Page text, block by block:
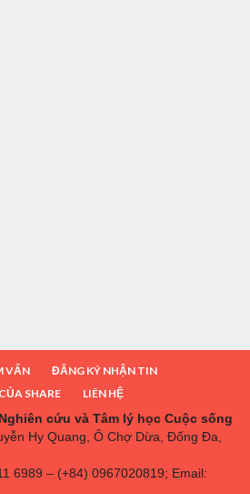
VẤN
ĐĂNG KÝ NHẬN TIN
SHARE
LIÊN HỆ
cứu và Tâm lý học Cuộc sống
Hy Quang, Ô Chợ Dừa, Đống Đa,
6989 – (+84) 0967020819; Email: